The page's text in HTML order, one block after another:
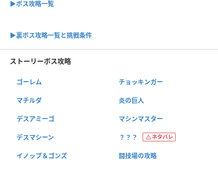
▶ボス攻略一覧
▶裏ボス攻略一覧と挑戦条件
ストーリーボス攻略
ゴーレム チョッキンガー
マチルダ 炎の巨人
デスアミーゴ マシンマスター
デスマシーン ？？？ ネタバレ
イノップ＆ゴンズ 闘技場の攻略